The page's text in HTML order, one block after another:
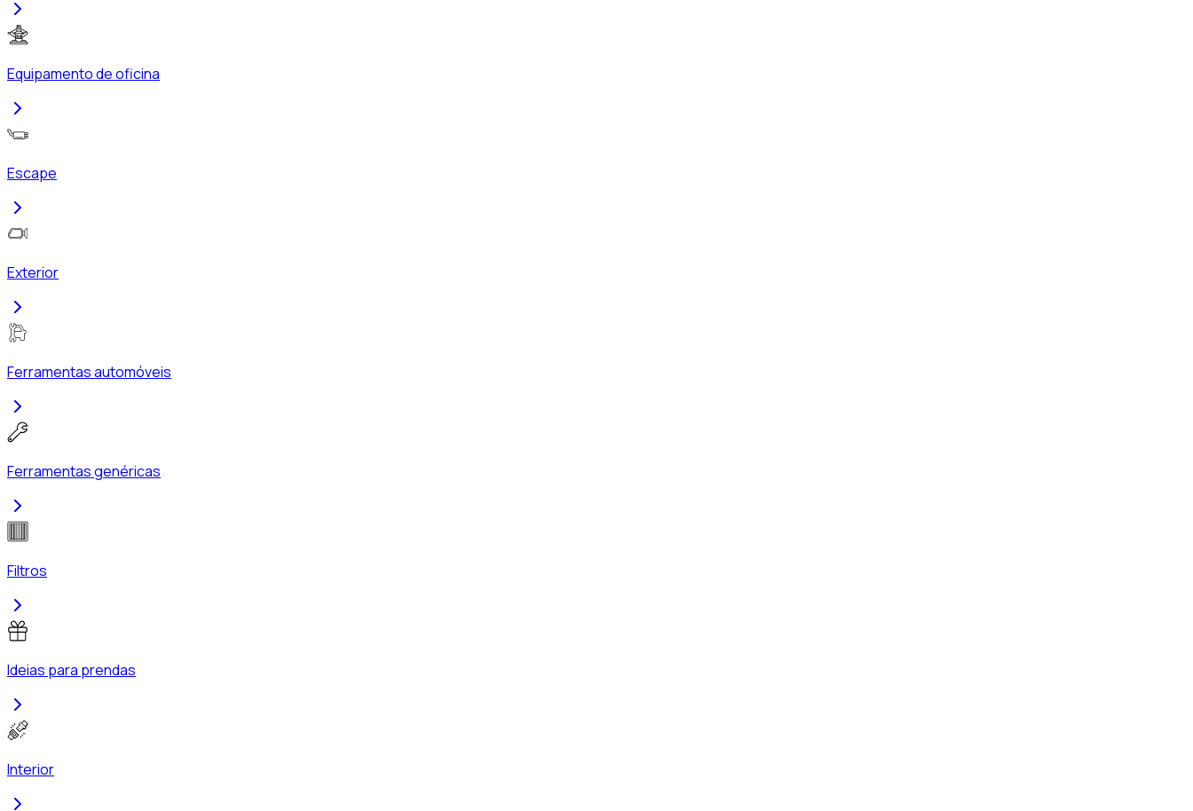
Equipamento de oficina
Escape
Exterior
Ferramentas automóveis
Ferramentas genéricas
Filtros
Ideias para prendas
Interior